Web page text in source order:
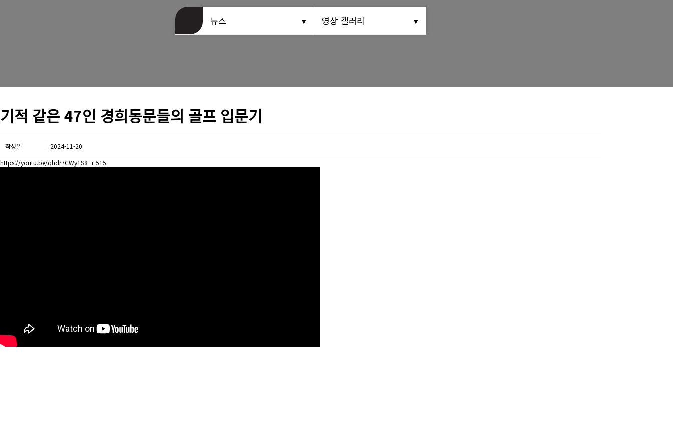
동문회관 오시는길
뉴스 영상 갤러리
기적 같은 47인 경희동문들의 골프 입문기
작성일
2024-11-20
https://youtu.be/qhdr7CWy1S8 + 515